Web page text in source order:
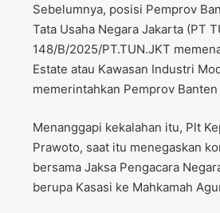
Sebelumnya, posisi Pemprov
Tata Usaha Negara Jakarta (PT
148/B/2025/PT.TUN.JKT
Estate atau Kawasan Industri
memerintahkan Pemprov
Menanggapi kekalahan itu, Plt
Prawoto, saat itu menegaskan
bersama Jaksa Pengacara
berupa Kasasi ke Mahkamah